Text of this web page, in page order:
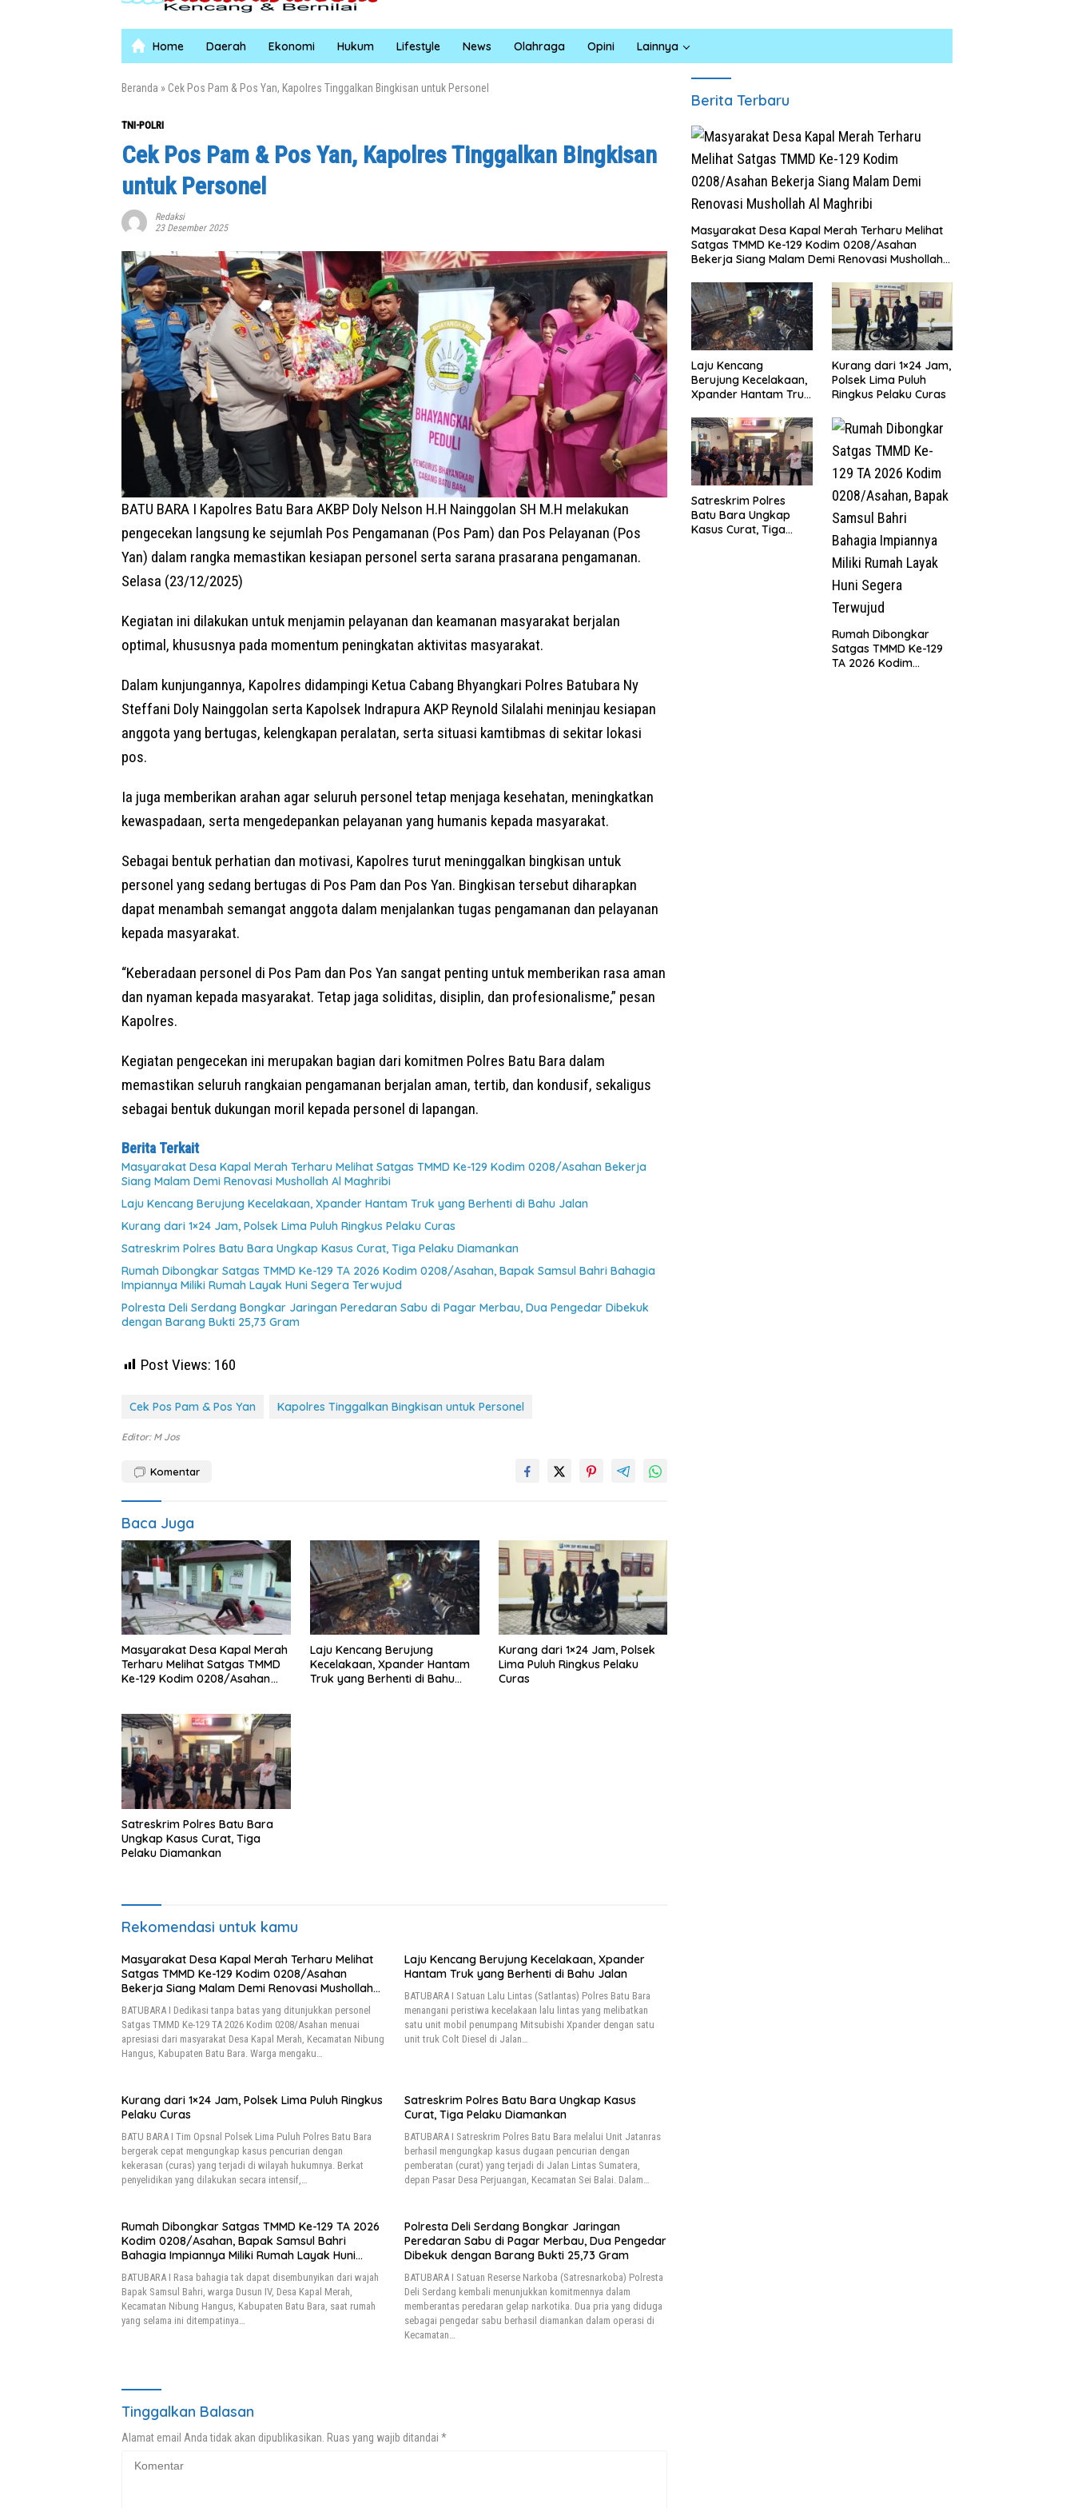
Home Daerah Ekonomi Hukum Lifestyle News Olahraga Opini Lainnya
Beranda » Cek Pos Pam & Pos Yan, Kapolres Tinggalkan Bingkisan untuk Personel
TNI-POLRI
Cek Pos Pam & Pos Yan, Kapolres Tinggalkan Bingkisan
untuk Personel
Redaksi
23 Desember 2025
BATU BARA I Kapolres Batu Bara AKBP Doly Nelson H.H Nainggolan SH M.H melakukan
pengecekan langsung ke sejumlah Pos Pengamanan (Pos Pam) dan Pos Pelayanan (Pos
Yan) dalam rangka memastikan kesiapan personel serta sarana prasarana pengamanan.
Selasa (23/12/2025)
Kegiatan ini dilakukan untuk menjamin pelayanan dan keamanan masyarakat berjalan
optimal, khususnya pada momentum peningkatan aktivitas masyarakat.
Dalam kunjungannya, Kapolres didampingi Ketua Cabang Bhyangkari Polres Batubara Ny
Steffani Doly Nainggolan serta Kapolsek Indrapura AKP Reynold Silalahi meninjau kesiapan
anggota yang bertugas, kelengkapan peralatan, serta situasi kamtibmas di sekitar lokasi
pos.
Ia juga memberikan arahan agar seluruh personel tetap menjaga kesehatan, meningkatkan
kewaspadaan, serta mengedepankan pelayanan yang humanis kepada masyarakat.
Sebagai bentuk perhatian dan motivasi, Kapolres turut meninggalkan bingkisan untuk
personel yang sedang bertugas di Pos Pam dan Pos Yan. Bingkisan tersebut diharapkan
dapat menambah semangat anggota dalam menjalankan tugas pengamanan dan pelayanan
kepada masyarakat.
“Keberadaan personel di Pos Pam dan Pos Yan sangat penting untuk memberikan rasa aman
dan nyaman kepada masyarakat. Tetap jaga soliditas, disiplin, dan profesionalisme,” pesan
Kapolres.
Kegiatan pengecekan ini merupakan bagian dari komitmen Polres Batu Bara dalam
memastikan seluruh rangkaian pengamanan berjalan aman, tertib, dan kondusif, sekaligus
sebagai bentuk dukungan moril kepada personel di lapangan.
Berita Terkait
Masyarakat Desa Kapal Merah Terharu Melihat Satgas TMMD Ke-129 Kodim 0208/Asahan Bekerja
Siang Malam Demi Renovasi Mushollah Al Maghribi
Laju Kencang Berujung Kecelakaan, Xpander Hantam Truk yang Berhenti di Bahu Jalan
Kurang dari 1×24 Jam, Polsek Lima Puluh Ringkus Pelaku Curas
Satreskrim Polres Batu Bara Ungkap Kasus Curat, Tiga Pelaku Diamankan
Rumah Dibongkar Satgas TMMD Ke-129 TA 2026 Kodim 0208/Asahan, Bapak Samsul Bahri Bahagia
Impiannya Miliki Rumah Layak Huni Segera Terwujud
Polresta Deli Serdang Bongkar Jaringan Peredaran Sabu di Pagar Merbau, Dua Pengedar Dibekuk
dengan Barang Bukti 25,73 Gram
Post Views: 160
Cek Pos Pam & Pos Yan Kapolres Tinggalkan Bingkisan untuk Personel
Editor: M Jos
Komentar
Baca Juga
Masyarakat Desa Kapal Merah
Terharu Melihat Satgas TMMD
Ke-129 Kodim 0208/Asahan
Laju Kencang Berujung
Kecelakaan, Xpander Hantam
Truk yang Berhenti di Bahu
Kurang dari 1×24 Jam, Polsek
Lima Puluh Ringkus Pelaku
Curas
Satreskrim Polres Batu Bara
Ungkap Kasus Curat, Tiga
Pelaku Diamankan
Rekomendasi untuk kamu
Masyarakat Desa Kapal Merah Terharu Melihat
Satgas TMMD Ke-129 Kodim 0208/Asahan
Bekerja Siang Malam Demi Renovasi Mushollah
BATUBARA I Dedikasi tanpa batas yang ditunjukkan personel
Satgas TMMD Ke-129 TA 2026 Kodim 0208/Asahan menuai
apresiasi dari masyarakat Desa Kapal Merah, Kecamatan Nibung
Hangus, Kabupaten Batu Bara. Warga mengaku…
Laju Kencang Berujung Kecelakaan, Xpander
Hantam Truk yang Berhenti di Bahu Jalan
BATUBARA I Satuan Lalu Lintas (Satlantas) Polres Batu Bara
menangani peristiwa kecelakaan lalu lintas yang melibatkan
satu unit mobil penumpang Mitsubishi Xpander dengan satu
unit truk Colt Diesel di Jalan…
Kurang dari 1×24 Jam, Polsek Lima Puluh Ringkus
Pelaku Curas
BATU BARA I Tim Opsnal Polsek Lima Puluh Polres Batu Bara
bergerak cepat mengungkap kasus pencurian dengan
kekerasan (curas) yang terjadi di wilayah hukumnya. Berkat
penyelidikan yang dilakukan secara intensif,…
Satreskrim Polres Batu Bara Ungkap Kasus
Curat, Tiga Pelaku Diamankan
BATUBARA I Satreskrim Polres Batu Bara melalui Unit Jatanras
berhasil mengungkap kasus dugaan pencurian dengan
pemberatan (curat) yang terjadi di Jalan Lintas Sumatera,
depan Pasar Desa Perjuangan, Kecamatan Sei Balai. Dalam…
Rumah Dibongkar Satgas TMMD Ke-129 TA 2026
Kodim 0208/Asahan, Bapak Samsul Bahri
Bahagia Impiannya Miliki Rumah Layak Huni
Segera Terwujud
BATUBARA I Rasa bahagia tak dapat disembunyikan dari wajah
Bapak Samsul Bahri, warga Dusun IV, Desa Kapal Merah,
Kecamatan Nibung Hangus, Kabupaten Batu Bara, saat rumah
yang selama ini ditempatinya…
Polresta Deli Serdang Bongkar Jaringan
Peredaran Sabu di Pagar Merbau, Dua Pengedar
Dibekuk dengan Barang Bukti 25,73 Gram
BATUBARA I Satuan Reserse Narkoba (Satresnarkoba) Polresta
Deli Serdang kembali menunjukkan komitmennya dalam
memberantas peredaran gelap narkotika. Dua pria yang diduga
sebagai pengedar sabu berhasil diamankan dalam operasi di
Kecamatan…
Tinggalkan Balasan
Alamat email Anda tidak akan dipublikasikan. Ruas yang wajib ditandai *
Berita Terbaru
Masyarakat Desa Kapal Merah Terharu Melihat
Satgas TMMD Ke-129 Kodim 0208/Asahan
Bekerja Siang Malam Demi Renovasi Mushollah
Laju Kencang
Berujung Kecelakaan,
Xpander Hantam Truk
Jalan
Kurang dari 1×24 Jam,
Polsek Lima Puluh
Ringkus Pelaku Curas
Satreskrim Polres
Batu Bara Ungkap
Kasus Curat, Tiga
Rumah Dibongkar
Satgas TMMD Ke-129
TA 2026 Kodim